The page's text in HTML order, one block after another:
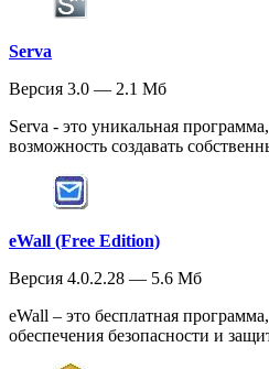
Serva
Версия 3.0 — 2.1 Мб
Serva - это уникальная
возможность создавать
eWall (Free Edition)
Версия 4.0.2.28 — 5.6 Мб
eWall – это бесплатная
обеспечения безопасности и